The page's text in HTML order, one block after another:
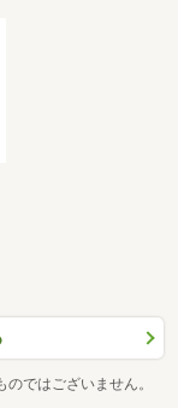
ではございません。